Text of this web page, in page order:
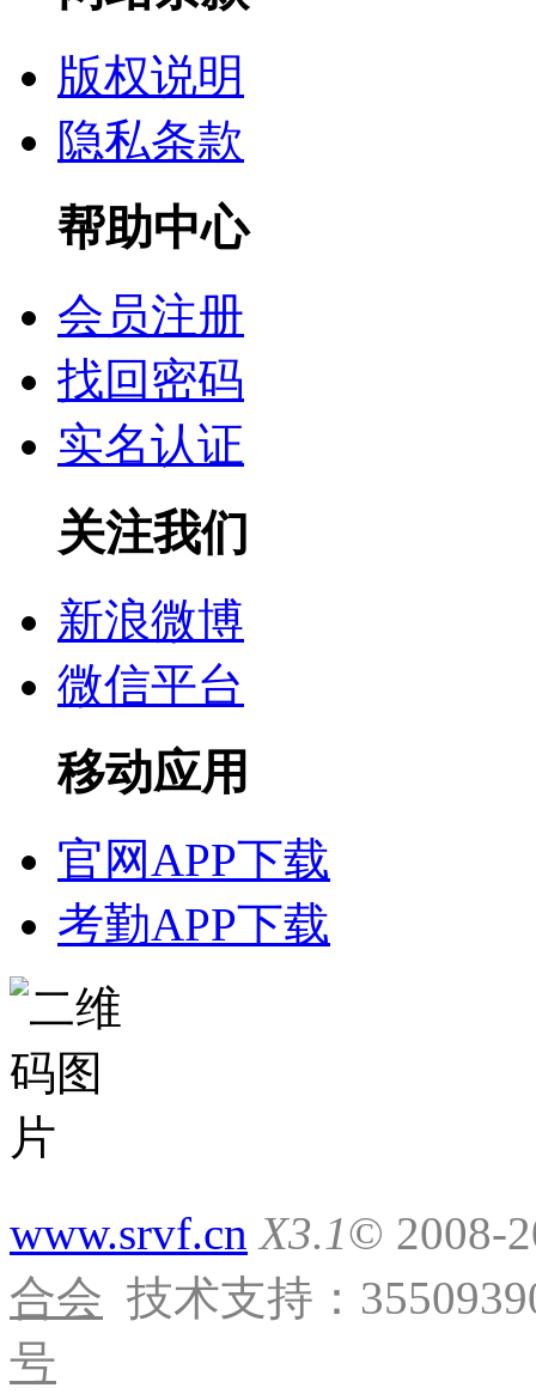
版权说明
隐私条款
帮助中心
会员注册
找回密码
实名认证
关注我们
新浪微博
微信平台
移动应用
官网APP下载
考勤APP下载
www.srvf.cn X3.1© 2008-
合会 技术支持：
号